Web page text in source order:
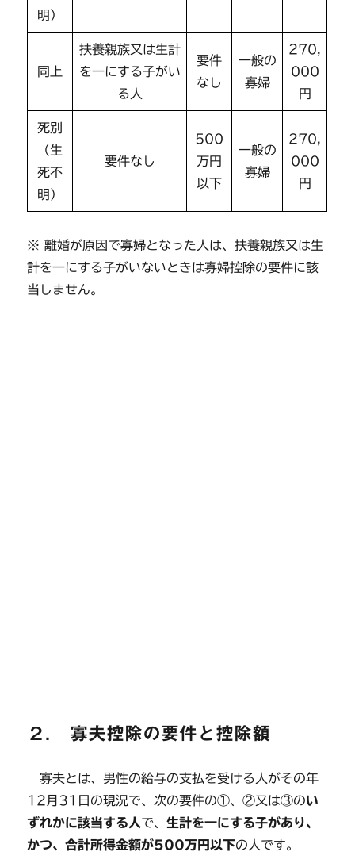
明）
同上
扶養親族又は生計
を一にする子がい
る人
要件
なし
一般の
寡婦
270,
000
円
死別
（生
死不
明）
要件なし
500
万円
以下
一般の
寡婦
270,
000
円
※ 離婚が原因で寡婦となった人は、扶養親族又は生
計を一にする子がいないときは寡婦控除の要件に該
当しません。
２． 寡夫控除の要件と控除額
寡夫とは、男性の給与の支払を受ける人がその年
12月31日の現況で、次の要件の①、②又は③のい
ずれかに該当する人で、生計を一にする子があり、
かつ、合計所得金額が500万円以下の人です。